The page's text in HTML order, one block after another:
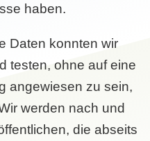
haben.
Daten konnten wir
testen, ohne auf eine
angewiesen zu sein,
werden nach und
die abseits